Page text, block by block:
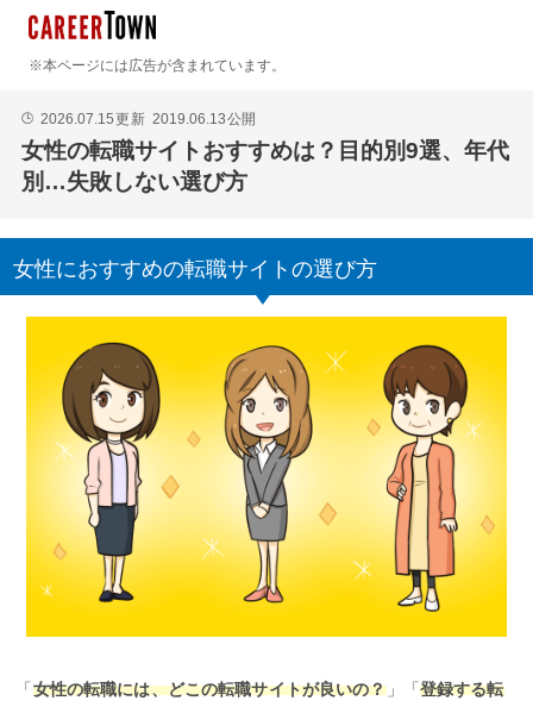
※本ページには広告が含まれています。
🕒 2026.07.15更新 2019.06.13公開
女性の転職サイトおすすめは？目的別9選、年代
別…失敗しない選び方
女性におすすめの転職サイトの選び方
「 女性の転職には、どこの転職サイトが良いの？」「 登録する転